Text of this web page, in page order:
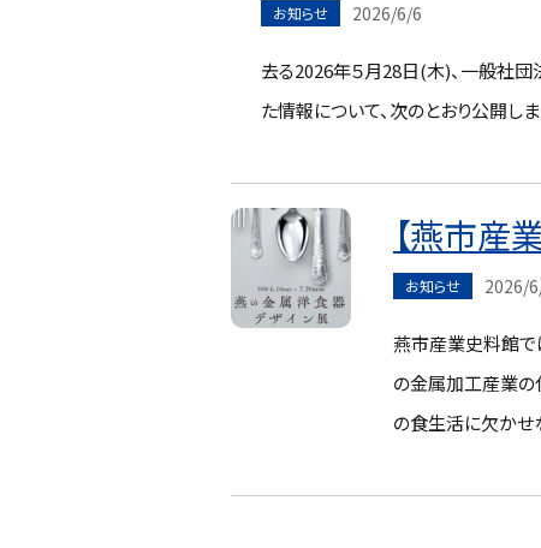
お知らせ 2026/6/6
去る2026年５月28日(木)、一般社
た情報について、次のとおり公開し
【燕市産
お知らせ 2026/
燕市産業史料館で
の金属加工産業の
の食生活に欠か